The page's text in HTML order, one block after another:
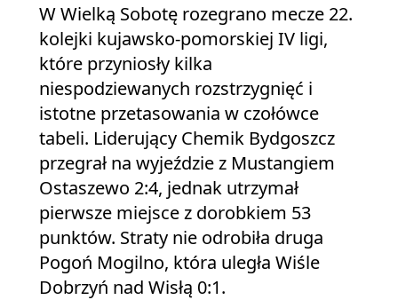
W Wielką Sobotę rozegrano mecze 22.
kolejki kujawsko-pomorskiej IV ligi,
które przyniosły kilka
niespodziewanych rozstrzygnięć i
istotne przetasowania w czołówce
tabeli. Liderujący Chemik Bydgoszcz
przegrał na wyjeździe z Mustangiem
Ostaszewo 2:4, jednak utrzymał
pierwsze miejsce z dorobkiem 53
punktów. Straty nie odrobiła druga
Pogoń Mogilno, która uległa Wiśle
Dobrzyń nad Wisłą 0:1.